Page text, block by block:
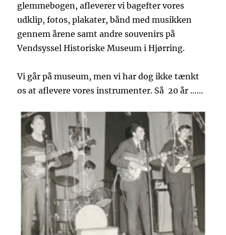
glemmebogen, afleverer vi bagefter vores
udklip, fotos, plakater, bånd med musikken
gennem årene samt andre souvenirs på
Vendsyssel Historiske Museum i Hjørring.
Vi går på museum, men vi har dog ikke tænkt
os at aflevere vores instrumenter. Så 20 år ……